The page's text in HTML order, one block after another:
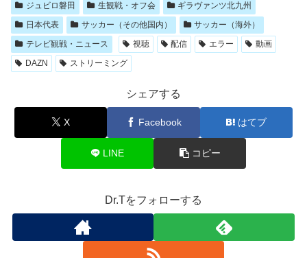
ジュビロ磐田 生観戦・オフ会
ギラヴァンツ北九州
日本代表
サッカー（その他国内）
サッカー（海外）
テレビ観戦・ニュース
視聴 配信 エラー
動画
DAZN
ストリーミング
シェアする
X Facebook はてブ
LINE コピー
Dr.Tをフォローする